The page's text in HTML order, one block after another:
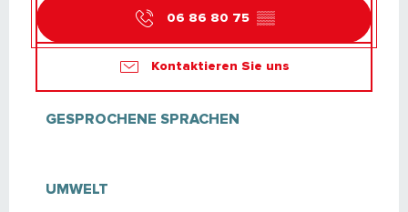
06 86 80 75 ▒▒
Kontaktieren Sie uns
GESPROCHENE SPRACHEN
GESPROCHENE SPRACHEN
UMWELT
UMWELT